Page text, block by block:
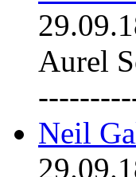
Aurel
Neil